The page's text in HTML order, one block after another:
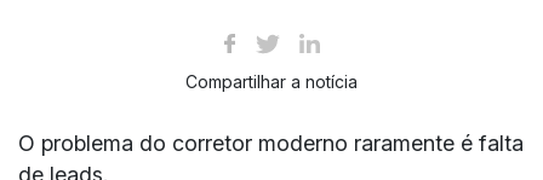
Compartilhar a notícia
O problema do corretor moderno raramente é falta